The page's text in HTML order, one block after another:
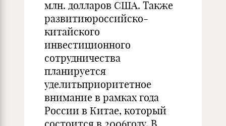
млн. долларов США. Также
развитиюроссийско-
китайского
инвестиционного
сотрудничества
планируется
уделитьприоритетное
внимание в рамках года
России в Китае, который